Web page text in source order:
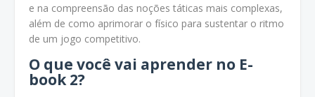
e na compreensão das noções táticas mais complexas,
além de como aprimorar o físico para sustentar o ritmo
de um jogo competitivo.
O que você vai aprender no E-
book 2?